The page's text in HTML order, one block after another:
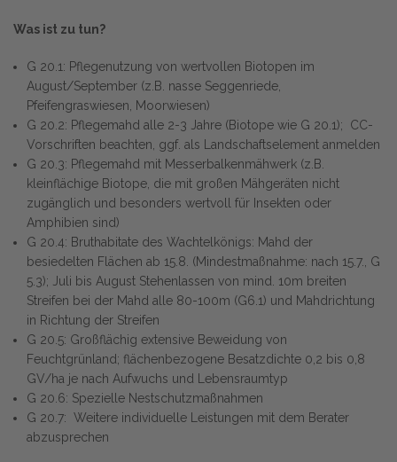
Was ist zu tun?
G 20.1: Pflegenutzung von wertvollen Biotopen im
August/September (z.B. nasse Seggenriede,
Pfeifengraswiesen, Moorwiesen)
G 20.2: Pflegemahd alle 2-3 Jahre (Biotope wie G 20.1); CC-
Vorschriften beachten, ggf. als Landschaftselement anmelden
G 20.3: Pflegemahd mit Messerbalkenmähwerk (z.B.
kleinflächige Biotope, die mit großen Mähgeräten nicht
zugänglich und besonders wertvoll für Insekten oder
Amphibien sind)
G 20.4: Bruthabitate des Wachtelkönigs: Mahd der
besiedelten Flächen ab 15.8. (Mindestmaßnahme: nach 15.7., G
5.3); Juli bis August Stehenlassen von mind. 10m breiten
Streifen bei der Mahd alle 80-100m (G6.1) und Mahdrichtung
in Richtung der Streifen
G 20.5: Großflächig extensive Beweidung von
Feuchtgrünland; flächenbezogene Besatzdichte 0,2 bis 0,8
GV/ha je nach Aufwuchs und Lebensraumtyp
G 20.6: Spezielle Nestschutzmaßnahmen
G 20.7: Weitere individuelle Leistungen mit dem Berater
abzusprechen